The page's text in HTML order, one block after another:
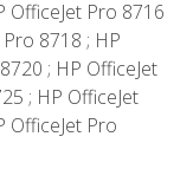
OfficeJet Pro 8716
8718 ; HP
; HP OfficeJet
; HP OfficeJet
OfficeJet Pro